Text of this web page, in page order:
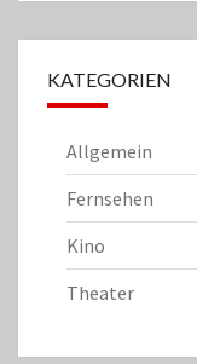
KATEGORIEN
Allgemein
Fernsehen
Kino
Theater